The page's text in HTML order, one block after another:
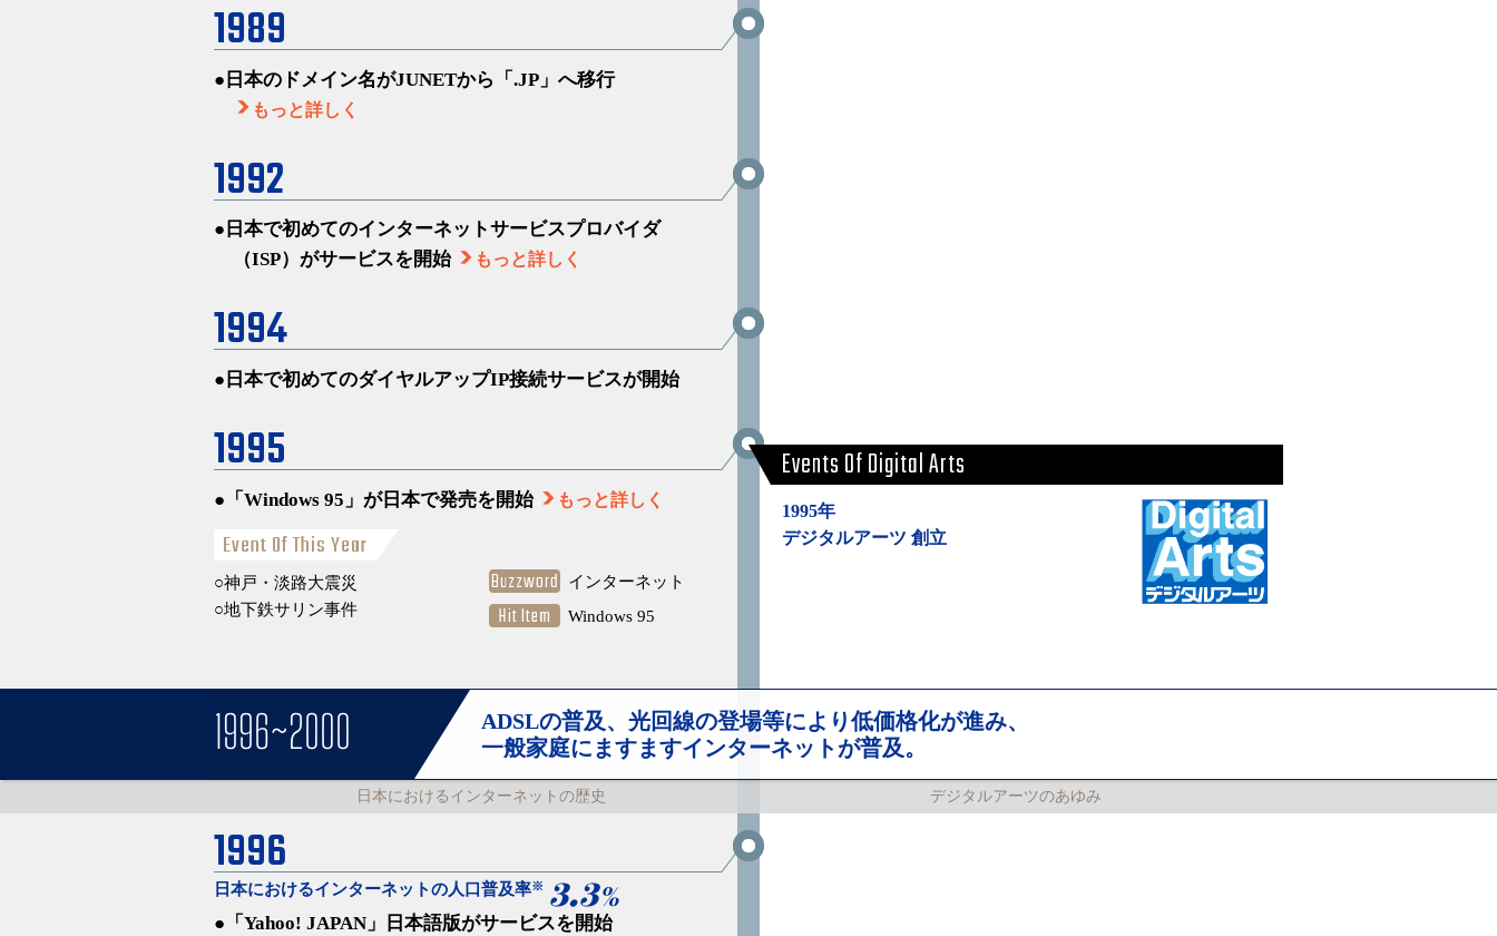
1989
日本のドメイン名がJUNETから「.JP」へ移行
もっと詳しく
1992
日本で初めてのインターネットサービスプロバイダ
（ISP）がサービスを開始
もっと詳しく
1994
日本で初めてのダイヤルアップIP接続サービスが開始
1995
「Windows 95」が日本で発売を開始 もっと詳しく
Event Of This Year
神戸・淡路大震災
地下鉄サリン事件
Buzzword インターネット
Hit Item Windows 95
Events Of Digital Arts
1995年
デジタルアーツ 創立
1996~2000
ADSLの普及、光回線の登場等により低価格化が進み、
一般家庭にますますインターネットが普及。
日本におけるインターネットの歴史 デジタルアーツのあゆみ
1996
日本におけるインターネットの人口普及率※ 3.3%
「Yahoo! JAPAN」日本語版がサービスを開始